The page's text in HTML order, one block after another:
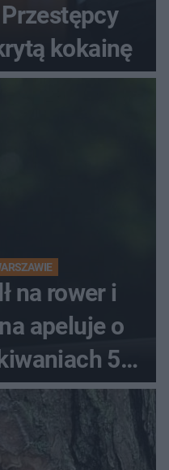
kokainę
na rower i
apeluje o
59-